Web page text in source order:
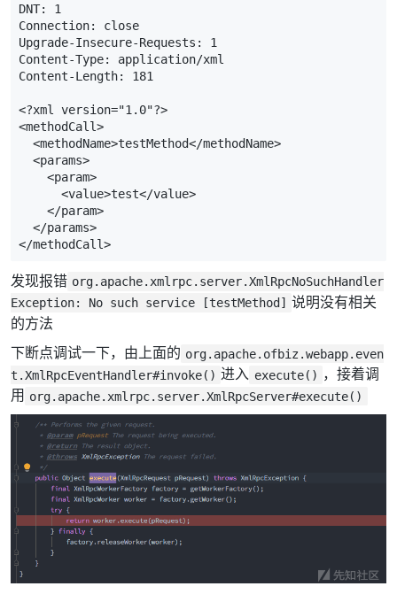
DNT: 1
Connection: close
Upgrade-Insecure-Requests: 1
Content-Type: application/xml
Content-Length: 181
<?xml version="1.0"?>
<methodCall>
  <methodName>testMethod</methodName>
  <params>
    <param>
      <value>test</value>
    </param>
  </params>
</methodCall>
发现报错 org.apache.xmlrpc.server.XmlRpcNoSuchHandler
Exception: No such service [testMethod] 说明没有相关
的方法
下断点调试一下，由上面的 org.apache.ofbiz.webapp.even
t.XmlRpcEventHandler#invoke() 进入 execute() ，接着调
用 org.apache.xmlrpc.server.XmlRpcServer#execute()